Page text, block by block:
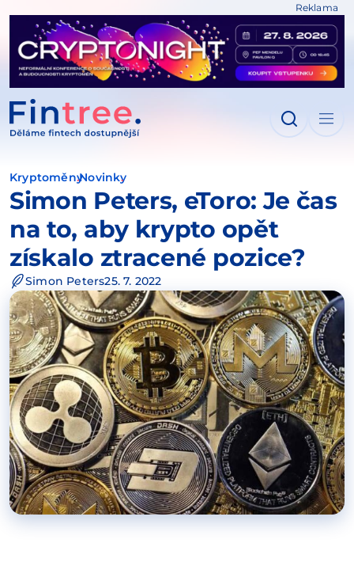
Reklama
KryptoměnyNovinky
Simon Peters, eToro: Je čas
na to, aby krypto opět
získalo ztracené pozice?
Simon Peters25. 7. 2022